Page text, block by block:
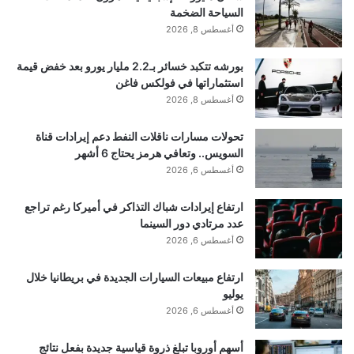
قنبلة هيدروجينية تنفجر كل ثانية.
“لقد وجدنا بنية الغاز الإكليلي الأكثر امتدادًا وتماسكًا حتى
الآن” هذا ما قاله المؤلف المشارك الكبير فيفيان يو، وهو
عالم فلك سابق في جامعة كاليفورنيا في إيرفاين وهو الآن
عالم مشارك في مركز معالجة وتحليل الأشعة تحت
الحمراء التابع لمعهد كاليفورنيا للتكنولوجيا. “كنا نتوقع أن
يفتح تلسكوب جيمس ويب الفضائي نافذة الطول الموجي
حيث ستكون هذه الأدوات اللازمة لاستكشاف الثقوب
السوداء النشطة فائقة الكتلة متاحة لنا، لكننا لم نتوقع رؤية
السياحة الضخمة
أغسطس 8, 2026
بورشه تتكبد خسائر بـ2.2 مليار يورو بعد خفض قيمة
استثماراتها في فولكس فاغن
أغسطس 8, 2026
تحولات مسارات ناقلات النفط دعم إيرادات قناة
السويس.. وتعافي هرمز يحتاج 6 أشهر
أغسطس 6, 2026
ارتفاع إيرادات شباك التذاكر في أميركا رغم تراجع
عدد مرتادي دور السينما
أغسطس 6, 2026
ارتفاع مبيعات السيارات الجديدة في بريطانيا خلال
يوليو
أغسطس 6, 2026
أسهم أوروبا تبلغ ذروة قياسية جديدة بفعل نتائج